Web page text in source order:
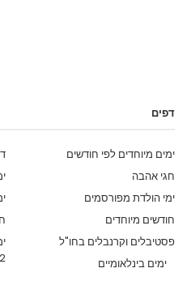
דפים
ימים מיוחדים לפי חודשים
חגי אהבה
ימי הולדת מפורסמים
חודשים מיוחדים
פסטיבלים וקרנבלים בחו"ל
ימים בינלאומיים